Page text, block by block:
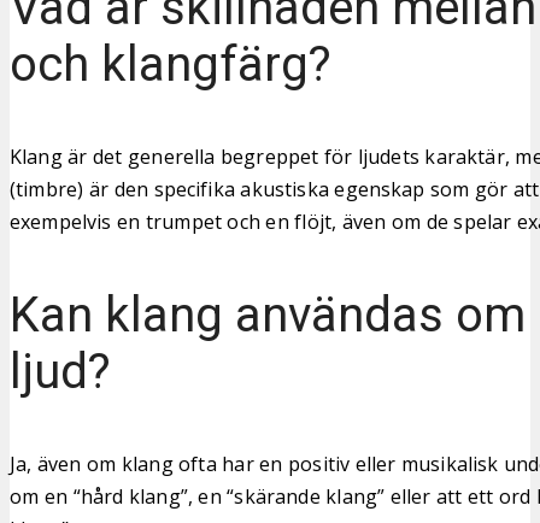
och klangfärg?
Klang är det generella begreppet för ljudets karaktär,
(timbre) är den specifika akustiska egenskap som gör
exempelvis en trumpet och en flöjt, även om de spelar
Kan klang användas
ljud?
Ja, även om klang ofta har en positiv eller musikalisk
om en “hård klang”, en “skärande klang” eller att ett ord